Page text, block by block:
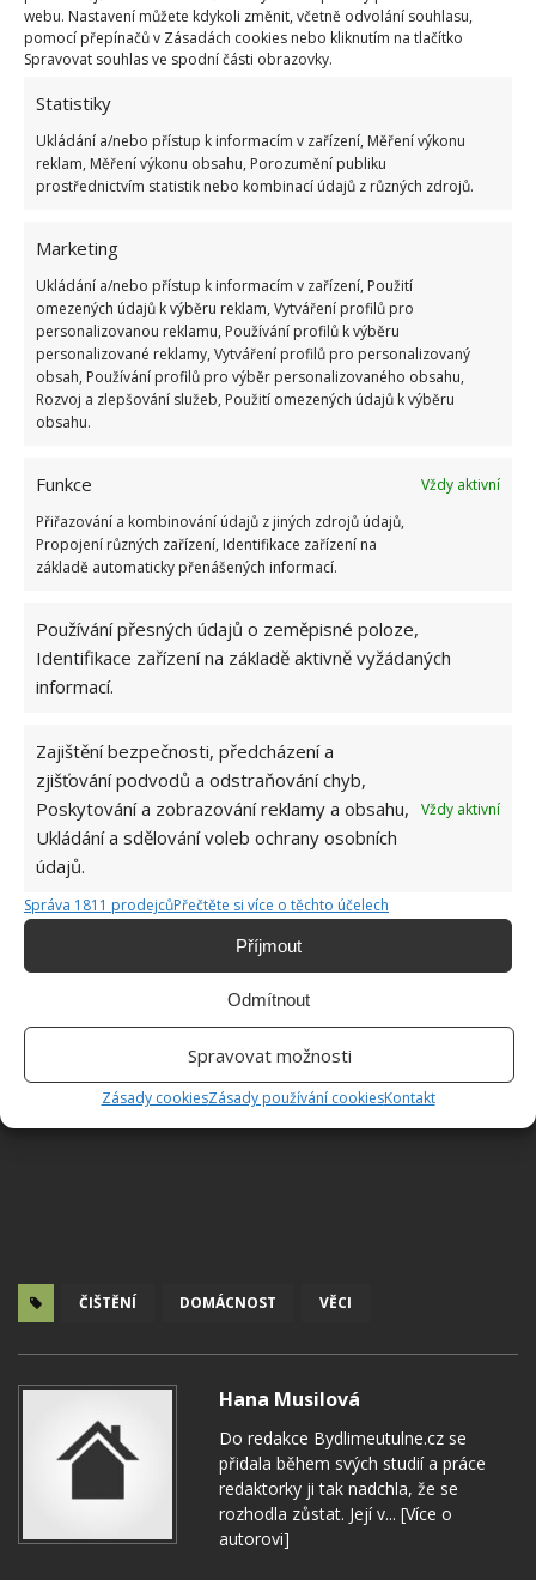
webu. Nastavení můžete kdykoli změnit, včetně odvolání souhlasu,
pomocí přepínačů v Zásadách cookies nebo kliknutím na tlačítko
Spravovat souhlas ve spodní části obrazovky.
Statistiky
Ukládání a/nebo přístup k informacím v zařízení, Měření výkonu
reklam, Měření výkonu obsahu, Porozumění publiku
prostřednictvím statistik nebo kombinací údajů z různých zdrojů.
Marketing
Ukládání a/nebo přístup k informacím v zařízení, Použití
omezených údajů k výběru reklam, Vytváření profilů pro
personalizovanou reklamu, Používání profilů k výběru
personalizované reklamy, Vytváření profilů pro personalizovaný
obsah, Používání profilů pro výběr personalizovaného obsahu,
Rozvoj a zlepšování služeb, Použití omezených údajů k výběru
obsahu.
Funkce
Vždy aktivní
Přiřazování a kombinování údajů z jiných zdrojů údajů,
Propojení různých zařízení, Identifikace zařízení na
základě automaticky přenášených informací.
Používání přesných údajů o zeměpisné poloze,
Identifikace zařízení na základě aktivně vyžádaných
informací.
Zajištění bezpečnosti, předcházení a
zjišťování podvodů a odstraňování chyb,
Poskytování a zobrazování reklamy a obsahu,
Ukládání a sdělování voleb ochrany osobních
údajů.
Vždy aktivní
Správa 1811 prodejcůPřečtěte si více o těchto účelech
Příjmout
Odmítnout
Spravovat možnosti
Zásady cookiesZásady používání cookiesKontakt
Fotografie: Freepik
Klávesnice a myš
Lidé, kteří denně používají počítač, by se měli
zamyslet nad tím, kolik bakterií se může vyskytovat
na myši nebo na klávesnici. Předtím, než si sednete
k počítači se vyplatí umýt si ruce. Avšak
popřemýšlejte také nad tím, co se stane, než
k počítači zasednete. Musíte projít dveřmi, také při
když si jdete pro něco k pití a podobně. Proto
bychom měli mít zvyk vždy před zahájením práce na
počítači otřít myš i klávesnici.
Mobilní telefon používáme klidně i několik hodin za
den. A saháme na něj špinavýma rukama. Proto
Zdroj: Goodhousekeeping
ČIŠTĚNÍ DOMÁCNOST VĚCI
Hana Musilová
Do redakce Bydlimeutulne.cz se
přidala během svých studií a práce
redaktorky ji tak nadchla, že se
rozhodla zůstat. Její v... [Více o
autorovi]